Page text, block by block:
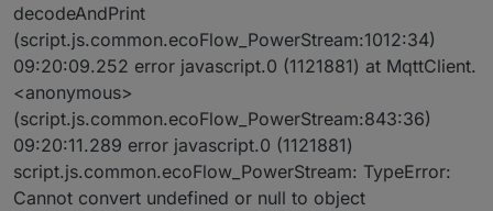
decodeAndPrint
(script.js.common.ecoFlow_PowerStream:1012:34)
09:20:09.252 error javascript.0 (1121881) at MqttClient.
<anonymous>
(script.js.common.ecoFlow_PowerStream:843:36)
09:20:11.289 error javascript.0 (1121881)
script.js.common.ecoFlow_PowerStream: TypeError:
Cannot convert undefined or null to object